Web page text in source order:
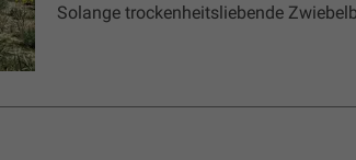
Solange trockenheitsliebende